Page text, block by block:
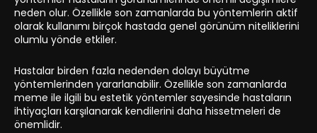
neden olur. Özellikle son zamanlarda bu yöntemlerin aktif
olarak kullanımı birçok hastada genel görünüm niteliklerini
olumlu yönde etkiler.
Hastalar birden fazla nedenden dolayı büyütme
yöntemlerinden yararlanabilir. Özellikle son zamanlarda
meme ile ilgili bu estetik yöntemler sayesinde hastaların
ihtiyaçları karşılanarak kendilerini daha hissetmeleri de
önemlidir.